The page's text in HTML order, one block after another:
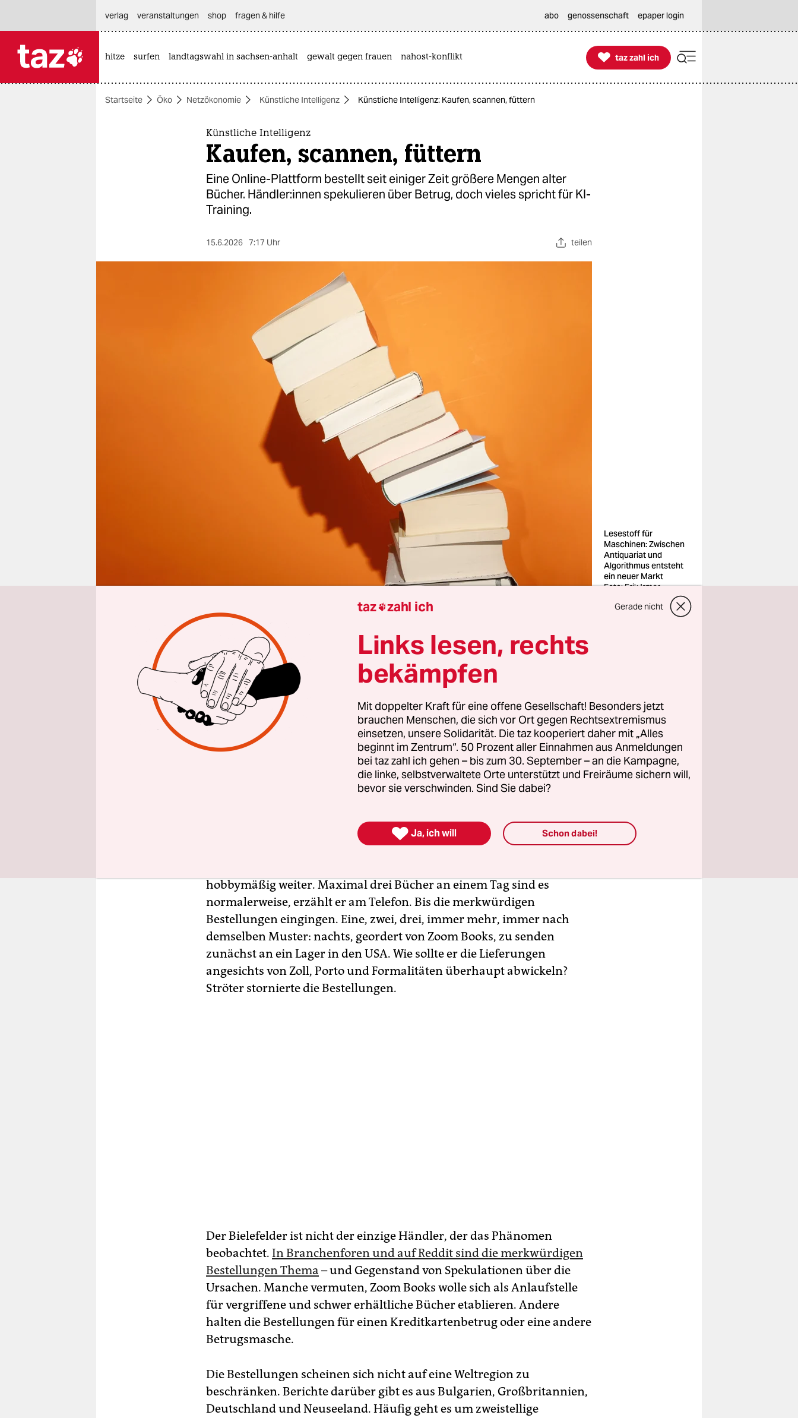
themen
verlag
veranstaltungen shop fragen & hilfe abo genossenschaft epaper login
hitze surfen landtagswahl in sachsen-anhalt gewalt gegen frauen nahost-konflikt 
taz zahl ich
taz zahl ich
Startseite Öko Netzökonomie Künstliche Intelligenz Künstliche Intelligenz: Kaufen, scannen, füttern
Künstliche Intelligenz
Kaufen, scannen, füttern
Eine Online-Plattform bestellt seit einiger Zeit größere Mengen alter
Bücher. Händ­le­r:in­nen spekulieren über Betrug, doch vieles spricht für KI-
Training.
15.6.2026 7:17 Uhr teilen
Lesestoff für
Maschinen: Zwischen
Antiquariat und
Algorithmus entsteht
ein neuer Markt
Foto: Erik Irmer
Von Svenja Bergt
Der Spuk begann in der Nacht. Um 2.53 Uhr am 30. April ging die erste
Bestellung ein bei dem Buchverkäufer Michael Ströter. Dann die
nächste, dann die nächste. Wer da orderte, war kei­n:e Privatkäufer:in,
sondern immer dasselbe Unternehmen: Zoom Books, eine kanadische
Plattform, die sich als „Nordamerikas führende Firma für
Buchrecycling“ bezeichnet. Nach eigenen Angaben kauft das
Unternehmen Bücher an, nimmt Bücherspenden entgegen, verkauft
Bücher – und recycelt, was unverkäuflich ist. Ihr Markt sind die USA
Ströter verkauft antiquarische Bücher. Früher hatte er mal einen
hobbymäßig weiter. Maximal drei Bücher an einem Tag sind es
normalerweise, erzählt er am Telefon. Bis die merkwürdigen
Bestellungen eingingen. Eine, zwei, drei, immer mehr, immer nach
demselben Muster: nachts, geordert von Zoom Books, zu senden
zunächst an ein Lager in den USA. Wie sollte er die Lieferungen
angesichts von Zoll, Porto und Formalitäten überhaupt abwickeln?
Ströter stornierte die Bestellungen.
Der Bielefelder ist nicht der einzige Händler, der das Phänomen
beobachtet. In Branchenforen und auf Reddit sind die merkwürdigen
Bestellungen Thema – und Gegenstand von Spekulationen über die
Ursachen. Manche vermuten, Zoom Books wolle sich als Anlaufstelle
für vergriffene und schwer erhältliche Bücher etablieren. Andere
halten die Bestellungen für einen Kreditkartenbetrug oder eine andere
Betrugsmasche.
Die Bestellungen scheinen sich nicht auf eine Weltregion zu
beschränken. Berichte darüber gibt es aus Bulgarien, Großbritannien,
Deutschland und Neuseeland. Häufig geht es um zweistellige
taz zahl ich Gerade nicht
Links lesen, rechts
bekämpfen
Mit doppelter Kraft für eine offene Gesellschaft! Besonders jetzt
brauchen Menschen, die sich vor Ort gegen Rechtsextremismus
einsetzen, unsere Solidarität. Die taz kooperiert daher mit „Alles
beginnt im Zentrum“. 50 Prozent aller Einnahmen aus Anmeldungen
bei taz zahl ich gehen – bis zum 30. September – an die Kampagne,
die linke, selbstverwaltete Orte unterstützt und Freiräume sichern will,
bevor sie verschwinden. Sind Sie dabei?
 Ja, ich will Schon dabei!